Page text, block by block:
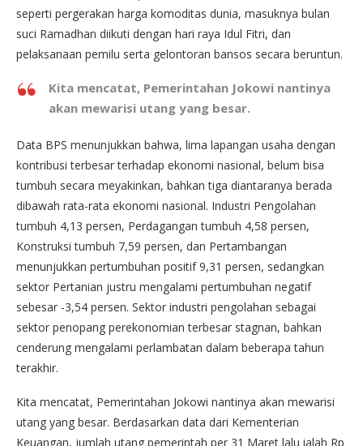
seperti pergerakan harga komoditas dunia, masuknya bulan
suci Ramadhan diikuti dengan hari raya Idul Fitri, dan
pelaksanaan pemilu serta gelontoran bansos secara beruntun.
Kita mencatat, Pemerintahan Jokowi nantinya
akan mewarisi utang yang besar.
Data BPS menunjukkan bahwa, lima lapangan usaha dengan
kontribusi terbesar terhadap ekonomi nasional, belum bisa
tumbuh secara meyakinkan, bahkan tiga diantaranya berada
dibawah rata-rata ekonomi nasional. Industri Pengolahan
tumbuh 4,13 persen, Perdagangan tumbuh 4,58 persen,
Konstruksi tumbuh 7,59 persen, dan Pertambangan
menunjukkan pertumbuhan positif 9,31 persen, sedangkan
sektor Pertanian justru mengalami pertumbuhan negatif
sebesar -3,54 persen. Sektor industri pengolahan sebagai
sektor penopang perekonomian terbesar stagnan, bahkan
cenderung mengalami perlambatan dalam beberapa tahun
terakhir.
Kita mencatat, Pemerintahan Jokowi nantinya akan mewarisi
utang yang besar. Berdasarkan data dari Kementerian
Keuangan, jumlah utang pemerintah per 31 Maret lalu ialah Rp